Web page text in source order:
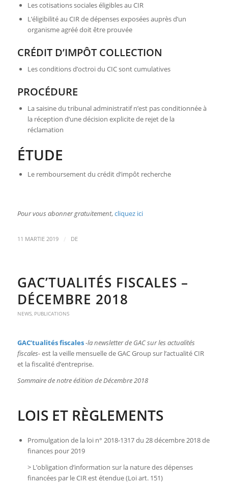
Les cotisations sociales éligibles au CIR
L’éligibilité au CIR de dépenses exposées auprès d’un
organisme agréé doit être prouvée
CRÉDIT D’IMPÔT COLLECTION
Les conditions d’octroi du CIC sont cumulatives
PROCÉDURE
La saisine du tribunal administratif n’est pas conditionnée à
la réception d’une décision explicite de rejet de la
réclamation
ÉTUDE
Le remboursement du crédit d’impôt recherche
Pour vous abonner gratuitement,cliquez ici
11 MARTIE 2019 / DE
GAC’TUALITÉS FISCALES –
DÉCEMBRE 2018
NEWS, PUBLICATIONS
GAC’tualités fiscales-la newsletter de GAC sur les actualités
fiscales-est la veille mensuelle de GAC Group sur l’actualité CIR
et la fiscalité d’entreprise.
Sommaire de notre édition de Décembre 2018
LOIS ET RÈGLEMENTS
Promulgation de la loi n° 2018-1317 du 28 décembre 2018 de
finances pour 2019
> L’obligation d’information sur la nature des dépenses
financées par le CIR est étendue (Loi art. 151)